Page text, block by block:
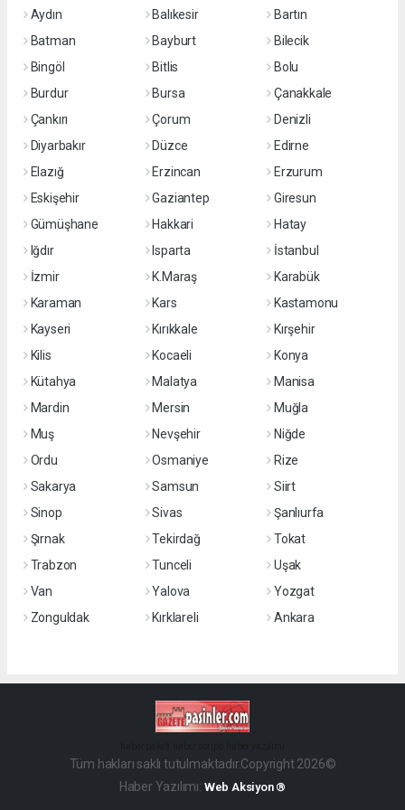
Aydın
Balıkesir
Bartın
Batman
Bayburt
Bilecik
Bingöl
Bitlis
Bolu
Burdur
Bursa
Çanakkale
Çankırı
Çorum
Denizli
Diyarbakır
Düzce
Edirne
Elazığ
Erzincan
Erzurum
Eskişehir
Gaziantep
Giresun
Gümüşhane
Hakkari
Hatay
Iğdır
Isparta
İstanbul
İzmir
K.Maraş
Karabük
Karaman
Kars
Kastamonu
Kayseri
Kırıkkale
Kırşehir
Kilis
Kocaeli
Konya
Kütahya
Malatya
Manisa
Mardin
Mersin
Muğla
Muş
Nevşehir
Niğde
Ordu
Osmaniye
Rize
Sakarya
Samsun
Siirt
Sinop
Sivas
Şanlıurfa
Şırnak
Tekirdağ
Tokat
Trabzon
Tunceli
Uşak
Van
Yalova
Yozgat
Zonguldak
Kırklareli Ankara
Tüm hakları saklı tutulmaktadır.Copyright 2026©
Haber Yazılımı: Web Aksiyon ®